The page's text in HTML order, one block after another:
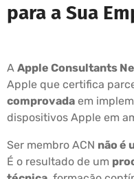
para a Sua
A Apple Consultants
Apple que certifica
comprovada em
dispositivos Apple em
Ser membro ACN não é
É o resultado de um